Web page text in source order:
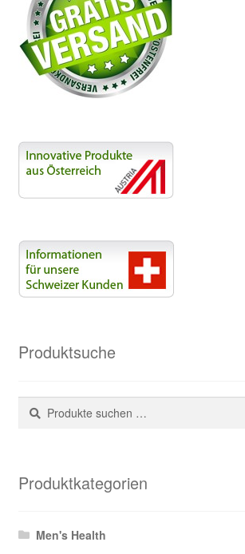
Produktsuche
Suchen
nach:
Suchen
Produktkategorien
Men's Health